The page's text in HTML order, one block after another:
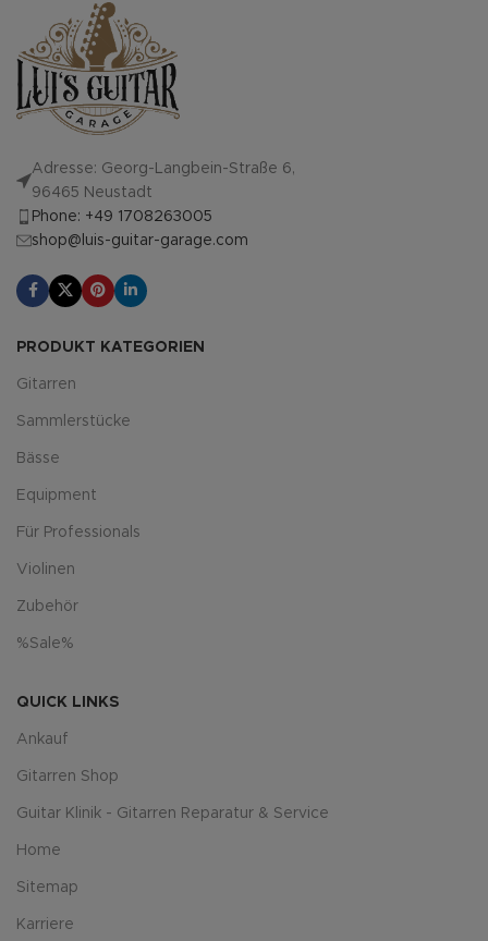
Adresse: Georg-Langbein-Straße 6,
96465 Neustadt
Phone: +49 1708263005
shop@luis-guitar-garage.com
PRODUKT KATEGORIEN
Gitarren
Sammlerstücke
Bässe
Equipment
Für Professionals
Violinen
Zubehör
%Sale%
QUICK LINKS
Ankauf
Gitarren Shop
Guitar Klinik - Gitarren Reparatur & Service
Home
Sitemap
Karriere